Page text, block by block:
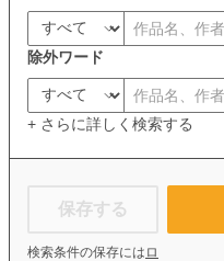
除外ワード
+ さらに詳しく検索する
保存する
検索条件の保存には ロ